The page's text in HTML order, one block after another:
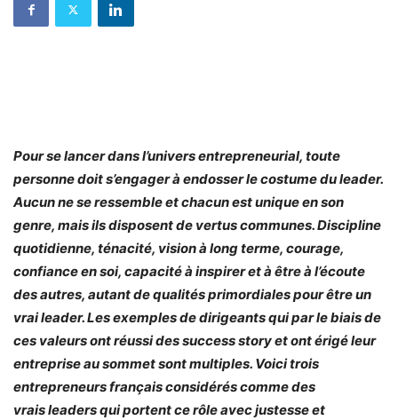
Pour se lancer dans l’univers entrepreneurial, toute
personne doit s’engager à endosser le costume du leader.
Aucun ne se ressemble et chacun est unique en son
genre, mais ils disposent de vertus communes. Discipline
quotidienne, ténacité, vision à long terme, courage,
confiance en soi, capacité à inspirer et à être à l’écoute
des autres, autant de qualités primordiales pour être un
vrai leader. Les exemples de dirigeants qui par le biais de
ces valeurs ont réussi des success story et ont érigé leur
entreprise au sommet sont multiples. Voici trois
entrepreneurs français considérés comme des
vrais leaders qui portent ce rôle avec justesse et